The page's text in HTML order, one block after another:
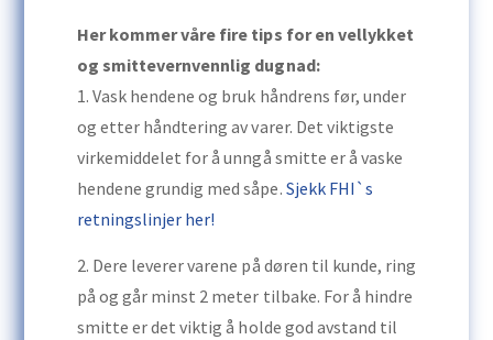
Her kommer våre fire tips for en vellykket
og smittevernvennlig dugnad:
1. Vask hendene og bruk håndrens før, under
og etter håndtering av varer. Det viktigste
virkemiddelet for å unngå smitte er å vaske
hendene grundig med såpe. Sjekk FHI`s
retningslinjer her!
2. Dere leverer varene på døren til kunde, ring
på og går minst 2 meter tilbake. For å hindre
smitte er det viktig å holde god avstand til